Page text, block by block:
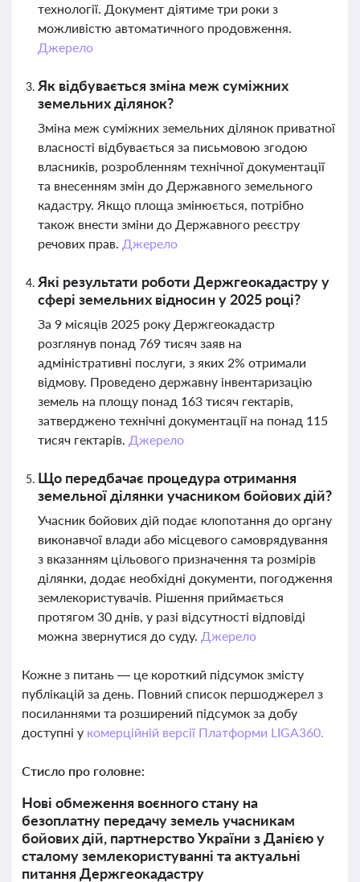
технології. Документ діятиме три роки з
можливістю автоматичного продовження.
Джерело
Як відбувається зміна меж суміжних
земельних ділянок?
Зміна меж суміжних земельних ділянок приватної
власності відбувається за письмовою згодою
власників, розробленням технічної документації
та внесенням змін до Державного земельного
кадастру. Якщо площа змінюється, потрібно
також внести зміни до Державного реєстру
речових прав. Джерело
Які результати роботи Держгеокадастру у
сфері земельних відносин у 2025 році?
За 9 місяців 2025 року Держгеокадастр
розглянув понад 769 тисяч заяв на
адміністративні послуги, з яких 2% отримали
відмову. Проведено державну інвентаризацію
земель на площу понад 163 тисяч гектарів,
затверджено технічні документації на понад 115
тисяч гектарів. Джерело
Що передбачає процедура отримання
земельної ділянки учасником бойових дій?
Учасник бойових дій подає клопотання до органу
виконавчої влади або місцевого самоврядування
з вказанням цільового призначення та розмірів
ділянки, додає необхідні документи, погодження
землекористувачів. Рішення приймається
протягом 30 днів, у разі відсутності відповіді
можна звернутися до суду. Джерело
Кожне з питань — це короткий підсумок змісту
публікацій за день. Повний список першоджерел з
посиланнями та розширений підсумок за добу
доступні у комерційній версії Платформи LIGA360.
Стисло про головне:
Нові обмеження воєнного стану на
безоплатну передачу земель учасникам
бойових дій, партнерство України з Данією у
сталому землекористуванні та актуальні
питання Держгеокадастру